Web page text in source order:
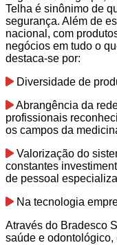
Telha é sinônimo de
segurança. Além de
nacional, com
negócios em tudo o
destaca-se por:
Diversidade de
Abrangência da
profissionais
os campos da
Valorização do
constantes
de pessoal
Na tecnologia
Através do Bradesco
saúde e